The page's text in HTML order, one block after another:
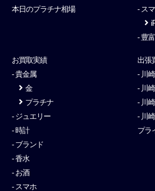
本日のプラチナ相場
- ス
- 豊
お買取実績
- 貴金属
金
プラチナ
- ジュエリー
- 時計
- ブランド
- 香水
- お酒
- スマホ
出張
- 川
- 川
- 川
- 川
プラ